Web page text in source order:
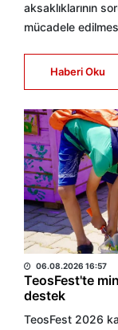
aksaklıklarının
mücadele
Haberi Oku
BÜLTEN
06.08.2026 16:57
TeosFest'te
destek
TeosFest 2026